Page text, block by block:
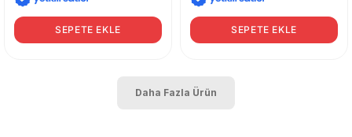
SEPETE EKLE SEPETE EKLE
Daha Fazla Ürün